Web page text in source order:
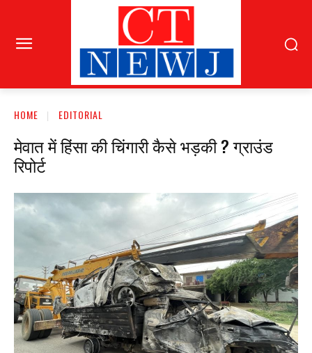
HOME EDITORIAL
मेवात में हिंसा की चिंगारी कैसे भड़की ? ग्राउंड
रिपोर्ट